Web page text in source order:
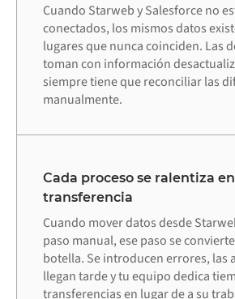
Cuando Starweb y Salesforce no
conectados, los mismos datos
lugares que nunca coinciden. Las
toman con información
siempre tiene que reconciliar las
manualmente.
Cada proceso se ralentiza
transferencia
Cuando mover datos desde
paso manual, ese paso se
botella. Se introducen errores, las
llegan tarde y tu equipo dedica
transferencias en lugar de a su